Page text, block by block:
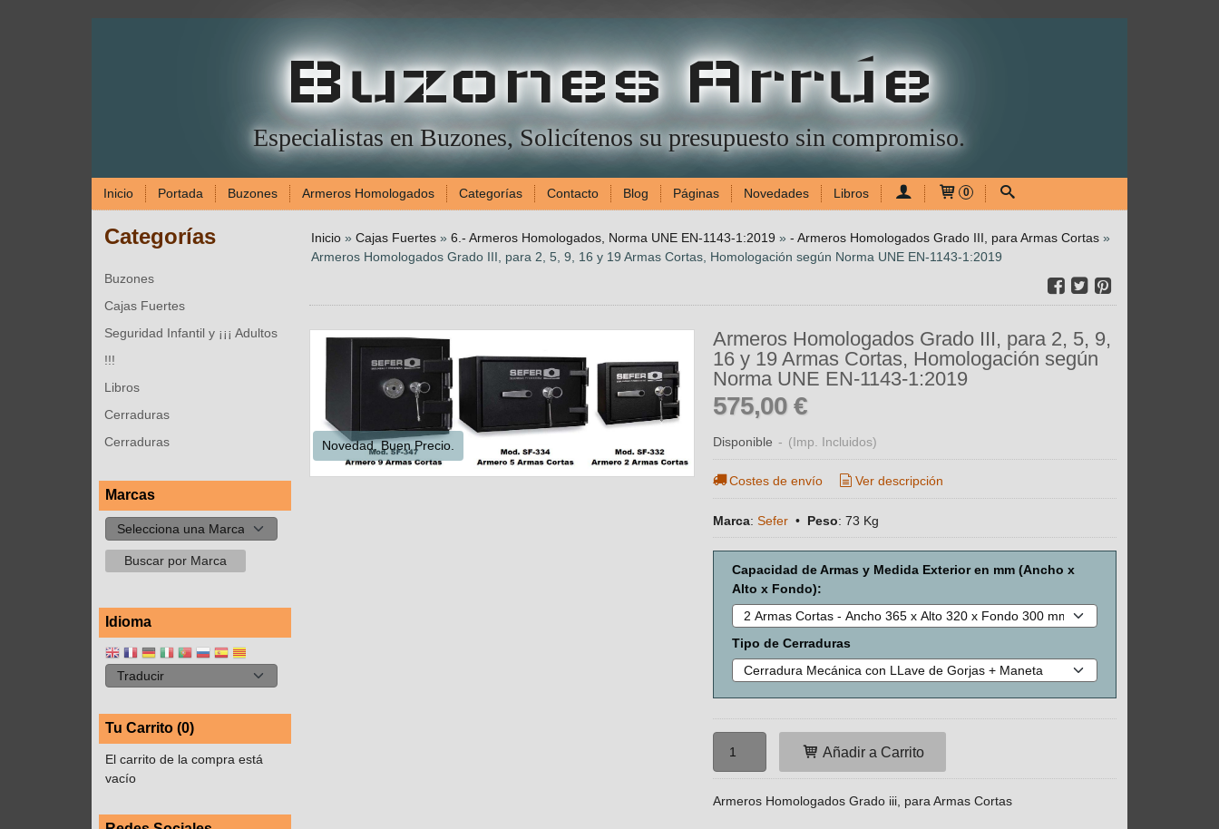
Buzones Arrúe
Especialistas en Buzones, Solicítenos su presupuesto sin compromiso.
Inicio Portada Buzones Armeros Homologados Categorías Contacto Blog Páginas Novedades Libros 0
Categorías
Buzones
Cajas Fuertes
Seguridad Infantil y ¡¡¡ Adultos
!!!
Libros
Cerraduras
Cerraduras
Marcas
Idioma
Tu Carrito (0)
El carrito de la compra está
vacío
Inicio» Cajas Fuertes» 6.- Armeros Homologados, Norma UNE EN-1143-1:2019 » - Armeros Homologados Grado III, para Armas Cortas»
Armeros Homologados Grado III, para 2, 5, 9, 16 y 19 Armas Cortas, Homologación según Norma UNE EN-1143-1:2019
Novedad, Buen Precio.
Armeros Homologados Grado III, para 2, 5, 9,
16 y 19 Armas Cortas, Homologación según
Norma UNE EN-1143-1:2019
575,00 €
Disponible - (Imp. Incluidos)
Costes de envío Ver descripción
Marca: Sefer• Peso: 73 Kg
Capacidad de Armas y Medida Exterior en mm (Ancho x
Alto x Fondo):
Tipo de Cerraduras
Añadir a Carrito
Armeros Homologados Grado iii, para Armas Cortas